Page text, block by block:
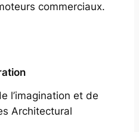
commerciaux.
l’imagination et de
Architectural